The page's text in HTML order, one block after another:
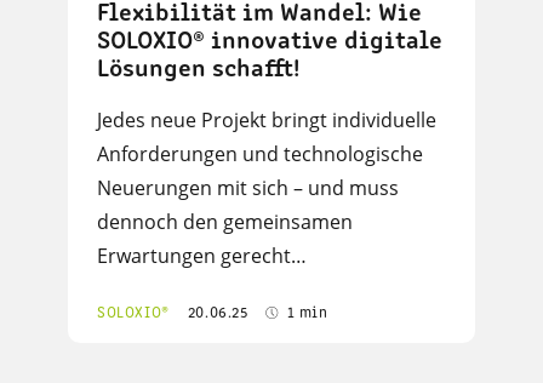
Flexibilität im Wandel: Wie
SOLOXIO® innovative digitale
Lösungen schafft!
Jedes neue Projekt bringt individuelle
Anforderungen und technologische
Neuerungen mit sich – und muss
dennoch den gemeinsamen
Erwartungen gerecht…
SOLOXIO® 20.06.25 1 min